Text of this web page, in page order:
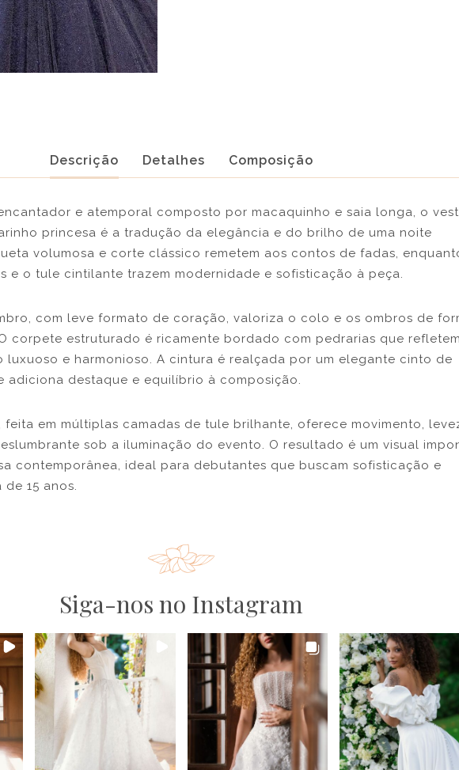
Descrição Detalhes Composição
e atemporal composto por macaquinho e saia longa, o
princesa é a tradução da elegância e do brilho de uma noite
volumosa e corte clássico remetem aos contos de fadas,
e o tule cintilante trazem modernidade e sofisticação à peça.
com leve formato de coração, valoriza o colo e os ombros de
corpete estruturado é ricamente bordado com pedrarias que
luxuoso e harmonioso. A cintura é realçada por um elegante cinto de
adiciona destaque e equilíbrio à composição.
feita em múltiplas camadas de tule brilhante, oferece movimento,
sob a iluminação do evento. O resultado é um visual
contemporânea, ideal para debutantes que buscam sofisticação e
15 anos.
Siga-nos no Instagram